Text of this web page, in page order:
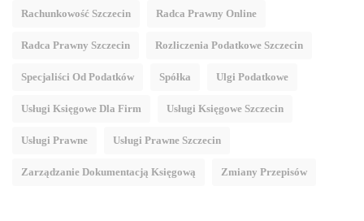
Rachunkowość Szczecin Radca Prawny Online
Radca Prawny Szczecin Rozliczenia Podatkowe Szczecin
Specjaliści Od Podatków Spółka Ulgi Podatkowe
Usługi Księgowe Dla Firm Usługi Księgowe Szczecin
Usługi Prawne Usługi Prawne Szczecin
Zarządzanie Dokumentacją Księgową Zmiany Przepisów